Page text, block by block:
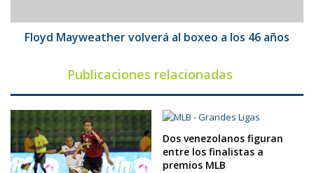
años
Floyd Mayweather volverá al boxeo a los 46 años
Publicaciones relacionadas
Dos venezolanos figuran
entre los finalistas a
premios MLB